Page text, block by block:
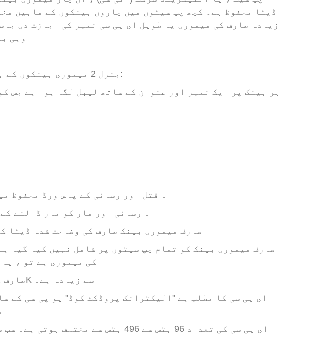
کنٹرول کارڈ تک
قارئین تک رسائی
ٹیگ /پریلم شیٹ
آریفآئڈی کلیدی
ایف او بی اور
RFID کلائی بینڈ
RFID لیبل /UHF
ونڈشیلڈ ٹیگ
/ این ایف سی ٹیگ
ڈیٹا محفوظ ہے۔ کچھ چپ سیٹوں میں چاروں بینکوں کے مابین
زیادہ صارف کی میموری یا طویل ای پی سی نمبر کی اجازت دی
وہی
ذیل میں UHF جنرل 2 میموری بینکوں کے بارے میں حقائق ہیں:
2۔ قتل اور رسائی کے پاس ورڈ محفوظ میموری بینک
3۔ رسائی اور مار کو مار ڈالنے کے پاس
4. صارف میموری بینک صارف کی وضاحت شدہ
کی میموری ہے تو ،
6. صارف کی یادداشت 32 بٹس سے لے کر 64K سے زیادہ ہے۔